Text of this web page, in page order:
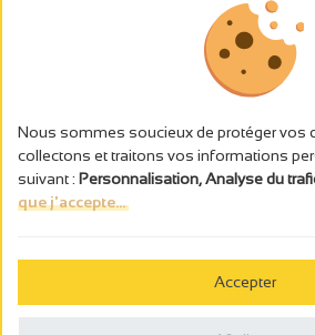
L’abus d’alcool est dangereux pour la
Nous sommes soucieux de protéger vos
collectons et traitons vos informations
suivant : Personnalisation, Analyse du
que j'accepte...
Accepter